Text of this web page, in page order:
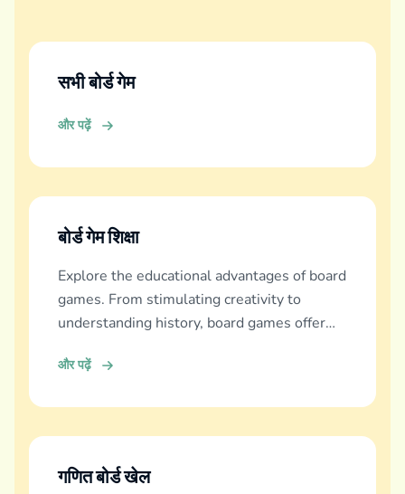
सभी बोर्ड गेम
और पढ़ें
बोर्ड गेम शिक्षा
Explore the educational advantages of board
games. From stimulating creativity to
understanding history, board games offer
और पढ़ें
गणित बोर्ड खेल